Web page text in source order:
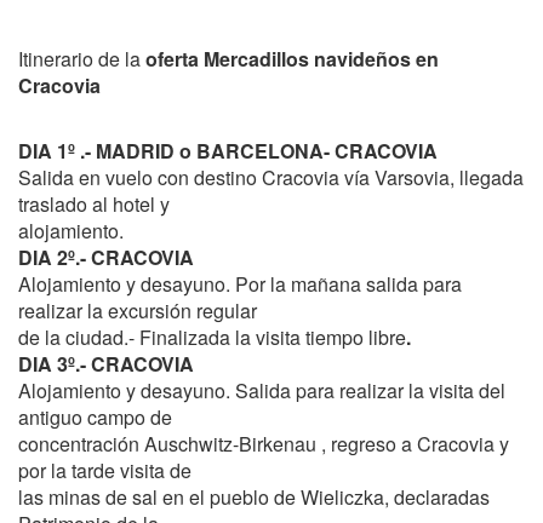
Itinerario de laoferta Mercadillos navideños en
Cracovia
DIA 1º .- MADRID o BARCELONA- CRACOVIA
Salida en vuelo con destino Cracovia vía Varsovia, llegada
traslado al hotel y
alojamiento.
DIA 2º.- CRACOVIA
Alojamiento y desayuno. Por la mañana salida para
realizar la excursión regular
de la ciudad.- Finalizada la visita tiempo libre.
DIA 3º.- CRACOVIA
Alojamiento y desayuno. Salida para realizar la visita del
antiguo campo de
concentración Auschwitz-Birkenau , regreso a Cracovia y
por la tarde visita de
las minas de sal en el pueblo de Wieliczka, declaradas